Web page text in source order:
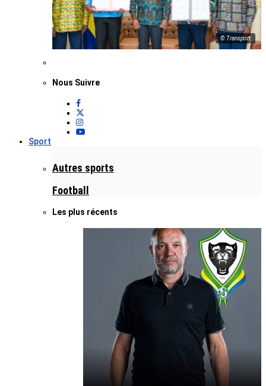
© Transport
Nous Suivre
Sport
Autres sports
Football
Les plus récents